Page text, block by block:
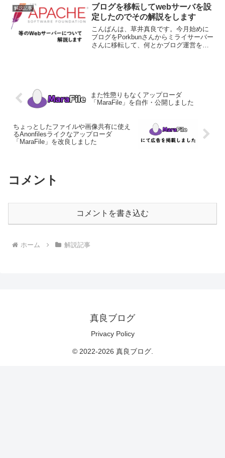
の変換器も付いてきました。中身はそれ
ぞれ以下...
解説記事
ブログを移転してwebサーバを設
定したのでその解説をします
こんばんは、草井真良です。今月始めに
ブログをPorkbunさんからミライサーバー
さんに移転して、何とかブログ運営を安
また性懲りもなくアップローダ
「MaraFile」を自作・公開しました
ちょっとしたファイルや画像共有に使え
るAnonfilesライクなアップローダ
「MaraFile」を改良しました
コメント
コメントを書き込む
ホーム 解説記事
真良ブログ
Privacy Policy
© 2022-2026 真良ブログ.